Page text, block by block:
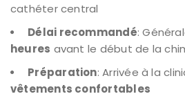
cathéter central
Délai recommandé:
heures avant le début de la
Préparation: Arrivée à la
vêtements confortables